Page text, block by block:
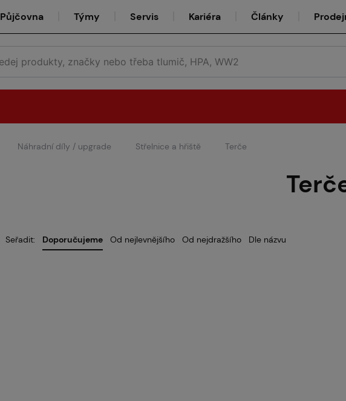
Půjčovna Týmy Servis Kariéra Články
Náhradní díly / upgrade Střelnice a hřiště Terče
Seřadit: Doporučujeme Od nejlevnějšího Od nejdražšího Dle názvu